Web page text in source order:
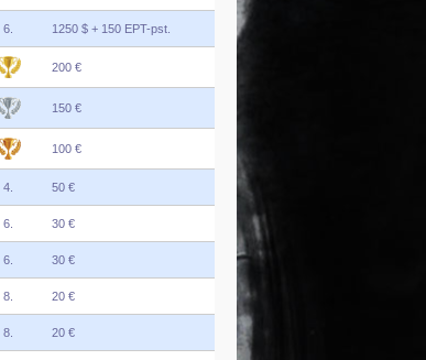
6. 1250 $ + 150 EPT-pst.
200 €
150 €
100 €
4. 50 €
6. 30 €
6. 30 €
8. 20 €
8. 20 €